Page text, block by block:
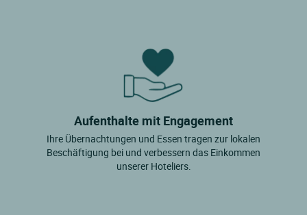
Aufenthalte mit Engagement
Ihre Übernachtungen und Essen tragen zur lokalen
Beschäftigung bei und verbessern das Einkommen
unserer Hoteliers.